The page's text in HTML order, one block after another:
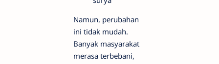
Namun, perubahan
ini tidak mudah.
Banyak masyarakat
merasa terbebani,